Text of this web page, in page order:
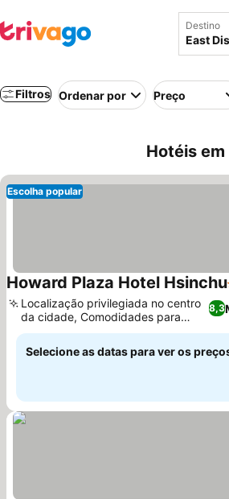
Destino
Filtros Ordenar por Preço
Hotéis
Escolha popular
Howard Plaza Hotel Hsinchu
8,3
Localização privilegiada no centro
da cidade, Comodidades para
famílias
Selecione as datas para ver os